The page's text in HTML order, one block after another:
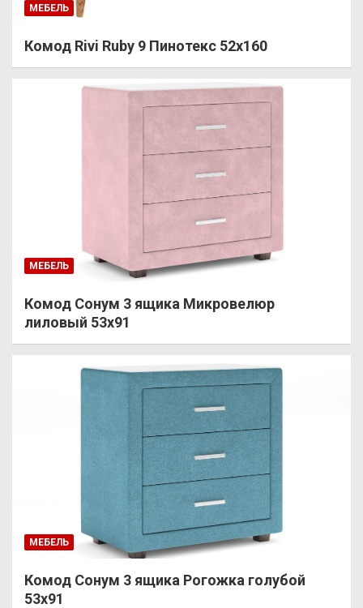
МЕБЕЛЬ
Комод Rivi Ruby 9 Пинотекс 52х160
МЕБЕЛЬ
Комод Сонум 3 ящика Микровелюр
лиловый 53х91
МЕБЕЛЬ
Комод Сонум 3 ящика Рогожка голубой
53х91